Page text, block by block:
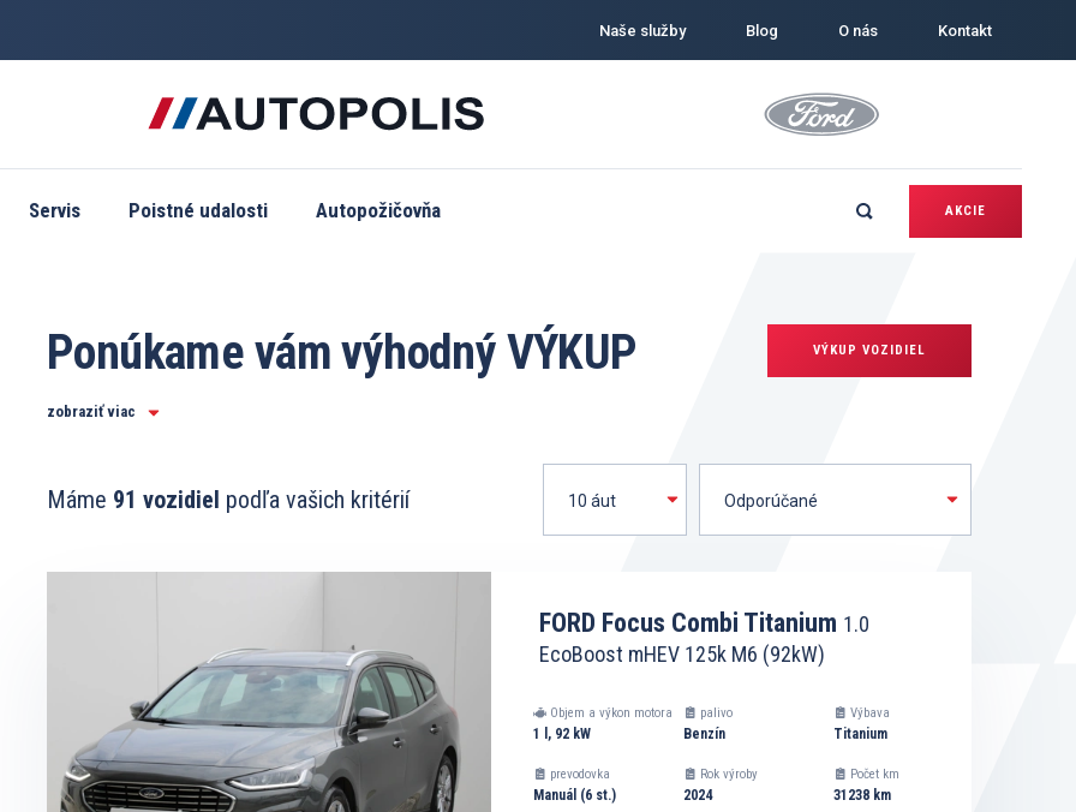
Naše služby Blog O nás Kontakt
Servis Poistné udalosti Autopožičovňa AKCIE
Ponúkame vám výhodný VÝKUP
a PREDAJ jazdených vozidiel
kúpime od vás jazdené vozidlá akejkoľvek značky
PREDAJ JAZDENÝCH VOZIDIEL
ponúkame na predaj jazdené vozidlá rôznych značiek
zabezpečíme financovanie kúpy jazdených vozidiel
vybavíme poistenie auta
vybavíme prihlásenie vozidla na nového majiteľa
VÝKUP VOZIDIEL
zobraziť viac
Máme 91 vozidiel podľa vašich kritérií
FORD Focus Combi Titanium 1.0
EcoBoost mHEV 125k M6 (92kW)
Objem a výkon motora
1 l, 92 kW
palivo
Benzín
Výbava
Titanium
prevodovka
Manuál (6 st.)
Rok výroby
2024
Počet km
31238 km